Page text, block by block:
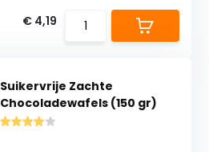
€ 4,19
Suikervrije Zachte
Chocoladewafels (150 gr)